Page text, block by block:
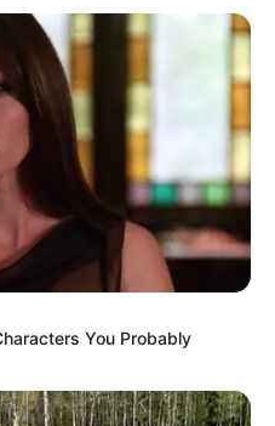
που απειλεί τη
ανησυχητικό
γύρω από τη
You Probably